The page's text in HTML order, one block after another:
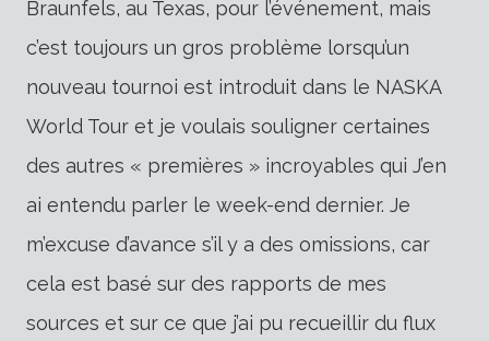
Braunfels, au Texas, pour l’événement, mais
c’est toujours un gros problème lorsqu’un
nouveau tournoi est introduit dans le NASKA
World Tour et je voulais souligner certaines
des autres « premières » incroyables qui J’en
ai entendu parler le week-end dernier. Je
m’excuse d’avance s’il y a des omissions, car
cela est basé sur des rapports de mes
sources et sur ce que j’ai pu recueillir du flux